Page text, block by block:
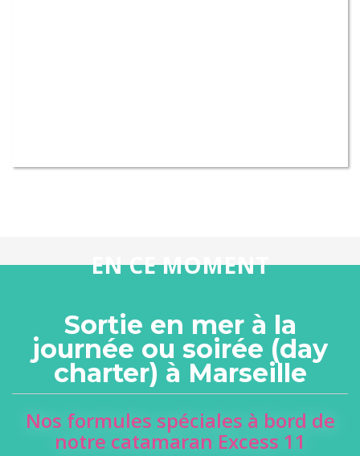
EN CE MOMENT
Sortie en mer à la
journée ou soirée (day
charter) à Marseille
Nos formules spéciales à bord de
notre catamaran Excess 11